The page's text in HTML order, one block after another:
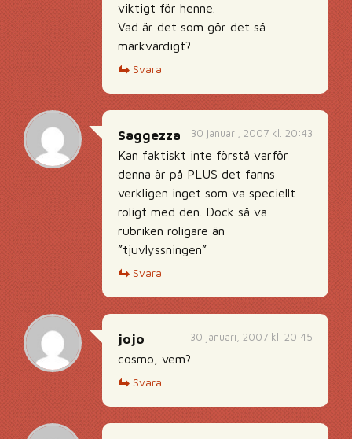
viktigt för henne.
Vad är det som gör det så
märkvärdigt?
Svara
30 januari, 2007 kl. 20:43
Saggezza
Kan faktiskt inte förstå varför
denna är på PLUS det fanns
verkligen inget som va speciellt
roligt med den. Dock så va
rubriken roligare än
”tjuvlyssningen”
Svara
30 januari, 2007 kl. 20:45
jojo
cosmo, vem?
Svara